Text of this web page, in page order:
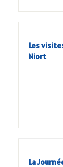
Les
Niort
La